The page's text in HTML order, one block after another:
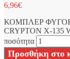
6,96€
ΚΟΜΠΛΕΡ
CRYPTON X-135
ποσότητα
Προσθήκη στο